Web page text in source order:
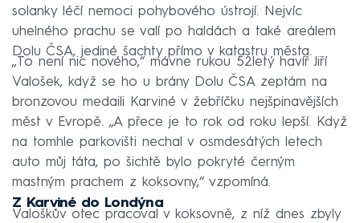
solanky léčí nemoci pohybového ústrojí. Nejvíc
uhelného prachu se valí po haldách a také areálem
Dolu ČSA, jediné šachty přímo v katastru města.
„To není nic nového,“ mávne rukou 52letý havíř Jiří
Valošek, když se ho u brány Dolu ČSA zeptám na
bronzovou medaili Karviné v žebříčku nejšpinavějších
měst v Evropě. „A přece je to rok od roku lepší. Když
na tomhle parkovišti nechal v osmdesátých letech
auto můj táta, po šichtě bylo pokryté černým
mastným prachem z koksovny,“ vzpomíná.
Z Karviné do Londýna
Valoškův otec pracoval v koksovně, z níž dnes zbyly